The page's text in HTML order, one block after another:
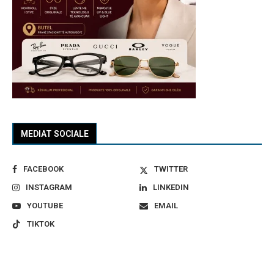
MEDIAT SOCIALE
FACEBOOK
TWITTER
INSTAGRAM
LINKEDIN
YOUTUBE
EMAIL
TIKTOK